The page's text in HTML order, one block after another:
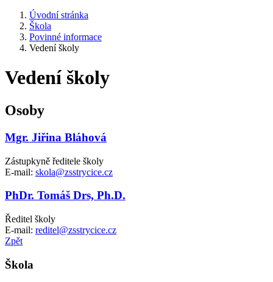
Úvodní stránka
Škola
Povinné informace
Vedení školy
Vedení školy
Osoby
Mgr. Jiřina Bláhová
Zástupkyně ředitele školy
E-mail: skola@zsstrycice.cz
PhDr. Tomáš Drs, Ph.D.
Ředitel školy
E-mail: reditel@zsstrycice.cz
Zpět
Škola